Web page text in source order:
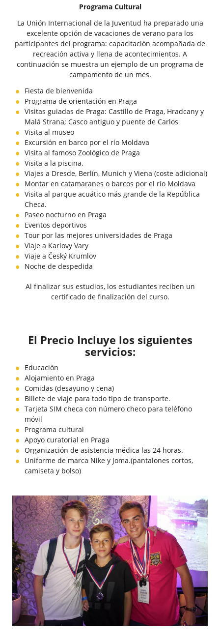
Programa Cultural
La Unión Internacional de la Juventud ha preparado una
excelente opción de vacaciones de verano para los
participantes del programa: capacitación acompañada de
recreación activa y llena de acontecimientos. A
continuación se muestra un ejemplo de un programa de
campamento de un mes.
Fiesta de bienvenida
Programa de orientación en Praga
Visitas guiadas de Praga: Castillo de Praga, Hradcany y
Malá Strana; Casco antiguo y puente de Carlos
Visita al museo
Excursión en barco por el río Moldava
Visita al famoso Zoológico de Praga
Visita a la piscina.
Viajes a Dresde, Berlín, Munich y Viena (coste adicional)
Montar en catamaranes o barcos por el río Moldava
Visita al parque acuático más grande de la República
Checa.
Paseo nocturno en Praga
Eventos deportivos
Tour por las mejores universidades de Praga
Viaje a Karlovy Vary
Viaje a Český Krumlov
Noche de despedida
Al finalizar sus estudios, los estudiantes reciben un
certificado de finalización del curso.
El Precio Incluye los siguientes
servicios:
Educación
Alojamiento en Praga
Comidas (desayuno y cena)
Billete de viaje para todo tipo de transporte.
Tarjeta SIM checa con número checo para teléfono
móvil
Programa cultural
Apoyo curatorial en Praga
Organización de asistencia médica las 24 horas.
Uniforme de marca Nike y Joma.(pantalones cortos,
camiseta y bolso)